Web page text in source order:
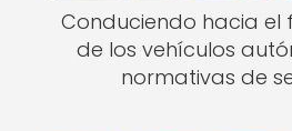
Conduciendo hacia el
de los vehículos
normativas de